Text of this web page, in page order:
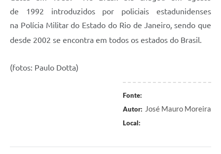
de 1992 introduzidos por policiais estadunidenses
na Polícia Militar do Estado do Rio de Janeiro, sendo que
desde 2002 se encontra em todos os estados do Brasil.
(fotos: Paulo Dotta)
Fonte:
Autor: José Mauro Moreira
Local: